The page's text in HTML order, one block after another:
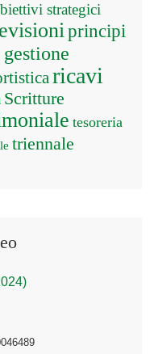
strategici
principi
ricavi
Scritture
tesoreria
triennale